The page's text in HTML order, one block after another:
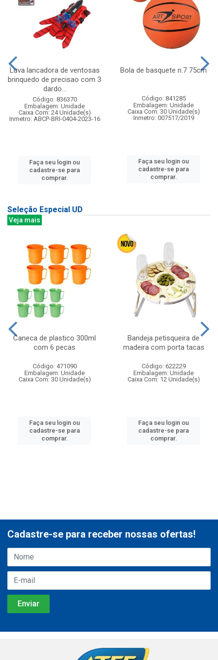
Luva lancadora de ventosas
brinquedo de precisao com 3
dardo...
Código: 836370
Embalagem: Unidade
Caixa Com: 24 Unidade(s)
Inmetro: ABCP-BRI-0404-2023-16
Faça seu login ou
cadastre-se para
comprar.
Bola de basquete n.7 75cm
Código: 841285
Embalagem: Unidade
Caixa Com: 30 Unidade(s)
Inmetro: 007517/2019
Faça seu login ou
cadastre-se para
comprar.
Seleção Especial UD
Veja mais
Caneca de plastico 300ml
com 6 pecas
Código: 471090
Embalagem: Unidade
Caixa Com: 30 Unidade(s)
Faça seu login ou
cadastre-se para
comprar.
Bandeja petisqueira de
madeira com porta tacas
Código: 622229
Embalagem: Unidade
Caixa Com: 12 Unidade(s)
Faça seu login ou
cadastre-se para
comprar.
Cadastre-se para receber nossas ofertas!